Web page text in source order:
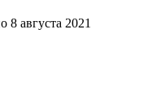
8 августа 2021